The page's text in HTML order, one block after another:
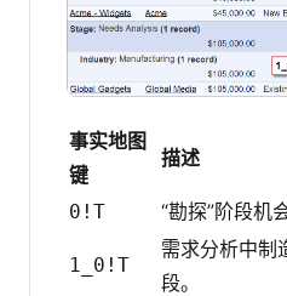
事实地图
键
描述
0!T “勘探”阶段机
1_0!T
需求分析中制
段。